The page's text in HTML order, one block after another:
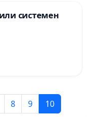
системен
8 9 10